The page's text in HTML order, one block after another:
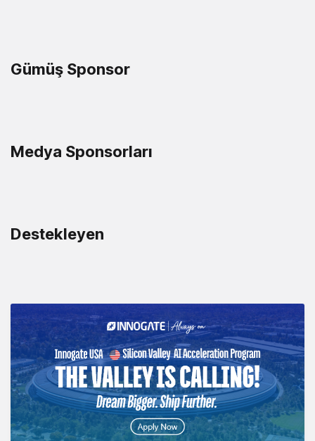
Gümüş Sponsor
Medya Sponsorları
Destekleyen